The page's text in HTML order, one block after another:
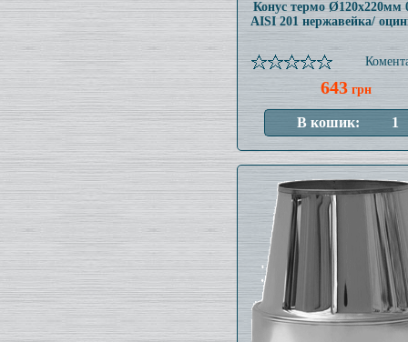
Конус термо Ø120x220мм
AISI 201 нержавейка/
643грн